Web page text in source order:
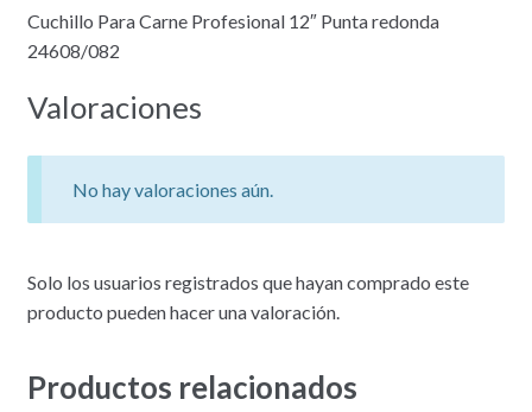
Cuchillo Para Carne Profesional 12″ Punta redonda
24608/082
Valoraciones
No hay valoraciones aún.
Solo los usuarios registrados que hayan comprado este
producto pueden hacer una valoración.
Productos relacionados